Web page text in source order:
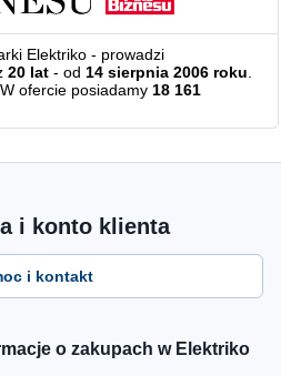
Elektriko - prowadzi
20 lat - od14 sierpnia 2006 roku.
ofercie posiadamy18 161
i konto klienta
i kontakt
o zakupach w Elektriko